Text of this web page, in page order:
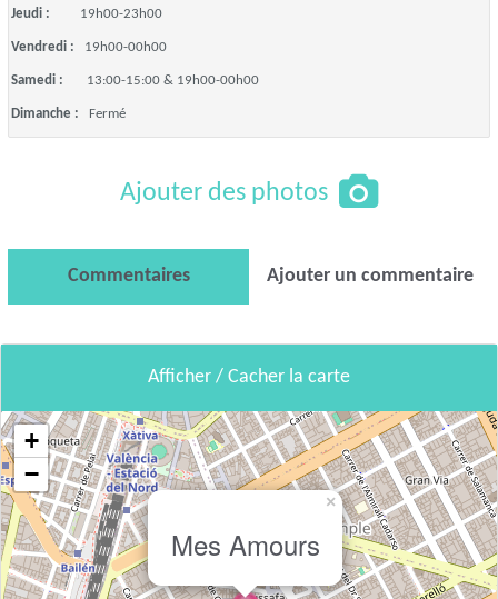
Jeudi : 19h00-23h00
Vendredi : 19h00-00h00
Samedi : 13:00-15:00 & 19h00-00h00
Dimanche : Fermé
Ajouter des photos
Commentaires Ajouter un commentaire
Afficher / Cacher la carte
Mes Amours
×
+
−